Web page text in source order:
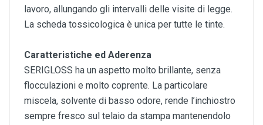
lavoro, allungando gli intervalli delle visite di legge.
La scheda tossicologica è unica per tutte le tinte.
Caratteristiche ed Aderenza
SERIGLOSS ha un aspetto molto brillante, senza
flocculazioni e molto coprente. La particolare
miscela, solvente di basso odore, rende l’inchiostro
sempre fresco sul telaio da stampa mantenendolo